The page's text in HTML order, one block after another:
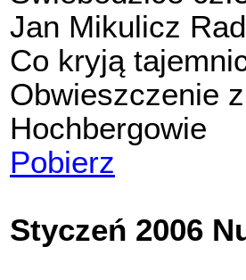
Jan Mikulicz
Co kryją
Obwieszczenie
Hochbergowie
Pobierz
Styczeń 2006